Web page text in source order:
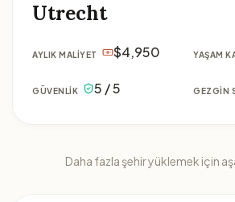
Utrecht
AYLIK MALIYET $4,950 YAŞAM
GÜVENLIK 5 / 5 GEZGIN
Daha fazla şehir yüklemek için